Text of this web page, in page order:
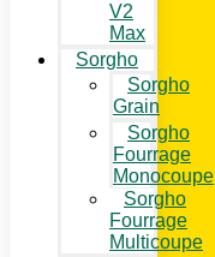
V2
Max
Sorgho
Sorgho
Grain
Sorgho
Fourrage
Monocoupe
Sorgho
Fourrage
Multicoupe